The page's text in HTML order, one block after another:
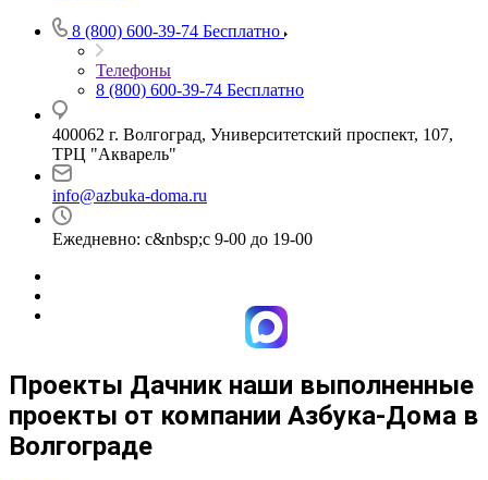
8 (800) 600-39-74 Бесплатно
Телефоны
8 (800) 600-39-74 Бесплатно
400062 г. Волгоград, Университетский проспект, 107,
ТРЦ "Акварель"
info@azbuka-doma.ru
Ежедневно: с&nbsp;с 9-00 до 19-00
Проекты Дачник наши выполненные
проекты от компании Азбука-Дома в
Волгограде